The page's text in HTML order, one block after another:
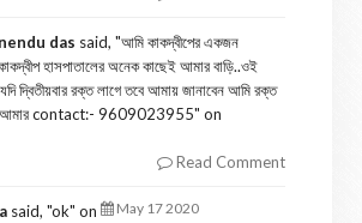
das said, "আমি কাকদ্বীপের একজন
হাসপাতালের অনেক কাছেই আমার বাড়ি..ওই
যদি দ্বিতীয়বার রক্ত লাগে তবে আমায় জানাবেন আমি রক্ত
আমার contact:- 9609023955" on
Read Comment
said, "ok" on May 17 2020